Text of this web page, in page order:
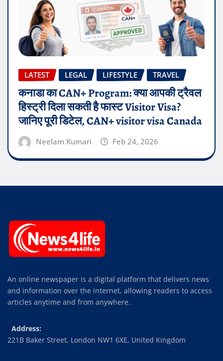
LATEST LEGAL LIFESTYLE TRAVEL
कनाडा का CAN+ Program: क्या आपकी ट्रैवल
हिस्ट्री दिला सकती है फास्ट Visitor Visa?
जानिए पूरी डिटेल, CAN+ visitor visa Canada
Neelam Kumari Feb 24, 2026
An online newspaper is a digital platform that delivers news
and information over the internet, allowing readers to access
articles anytime and from anywhere.
Address:
221B Baker Street, London NW1 6XE, United Kingdom